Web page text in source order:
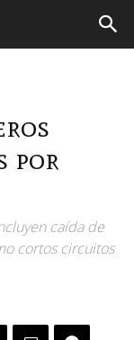
por
caída de
cortos circuitos